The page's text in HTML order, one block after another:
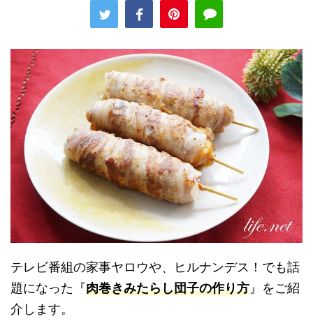
テレビ番組の家事ヤロウや、ヒルナンデス！でも話
題になった『肉巻きみたらし団子の作り方 』をご紹
介します。